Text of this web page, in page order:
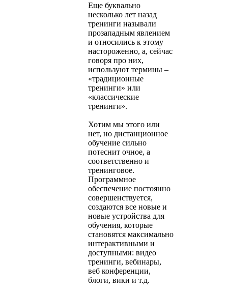
Еще буквально
несколько лет назад
тренинги называли
прозападным явлением
и относились к этому
настороженно, а, сейчас
говоря про них,
используют термины –
«традиционные
тренинги» или
«классические
тренинги».
Хотим мы этого или
нет, но дистанционное
обучение сильно
потеснит очное, а
соответственно и
тренинговое.
Программное
обеспечение постоянно
совершенствуется,
создаются все новые и
новые устройства для
обучения, которые
становятся максимально
интерактивными и
доступными: видео
тренинги, вебинары,
веб конференции,
блоги, вики и т.д.